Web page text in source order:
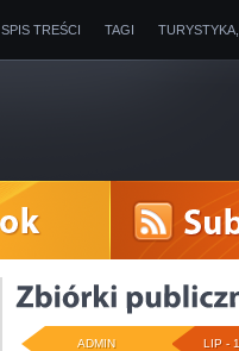
SPIS TREŚCI TAGI
LIP -
ADMIN